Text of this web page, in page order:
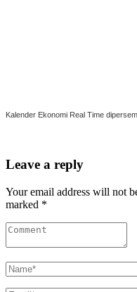
Kalender Ekonomi Real Time
Leave a reply
Your email address will not
marked *